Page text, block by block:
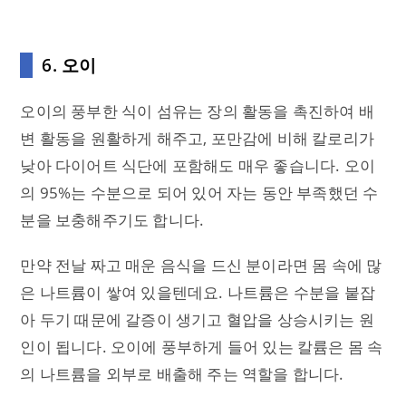
6. 오이
오이의 풍부한 식이 섬유는 장의 활동을 촉진하여 배
변 활동을 원활하게 해주고, 포만감에 비해 칼로리가
낮아 다이어트 식단에 포함해도 매우 좋습니다. 오이
의 95%는 수분으로 되어 있어 자는 동안 부족했던 수
분을 보충해주기도 합니다.
만약 전날 짜고 매운 음식을 드신 분이라면 몸 속에 많
은 나트륨이 쌓여 있을텐데요. 나트륨은 수분을 붙잡
아 두기 때문에 갈증이 생기고 혈압을 상승시키는 원
인이 됩니다. 오이에 풍부하게 들어 있는 칼륨은 몸 속
의 나트륨을 외부로 배출해 주는 역할을 합니다.